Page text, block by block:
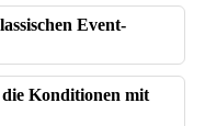
Event-
Konditionen mit